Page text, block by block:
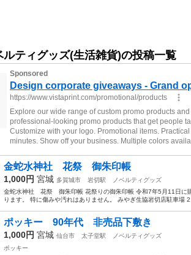
ルティグッズ(生活雑貨)の投稿一覧
金蛇水神社 花祭 御朱印帳
1,000円 宮城 多賀城市 岩切駅
ノベルティグッズ
金蛇水神社 花祭 御朱印帳 花祭りの御朱印帳 令和7年5月11日に
ります。 特に傷みや汚れはありません。 みやぎ生協岩切店駐車場
ポッキー 90年代 非売品下敷き
1,000円 宮城 仙台市 太子堂駅
ノベルティグッズ
ポッキー